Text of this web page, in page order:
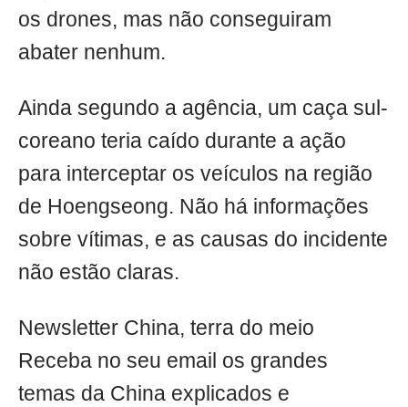
os drones, mas não conseguiram
abater nenhum.
Ainda segundo a agência, um caça sul-
coreano teria caído durante a ação
para interceptar os veículos na região
de Hoengseong. Não há informações
sobre vítimas, e as causas do incidente
não estão claras.
Newsletter China, terra do meio
Receba no seu email os grandes
temas da China explicados e